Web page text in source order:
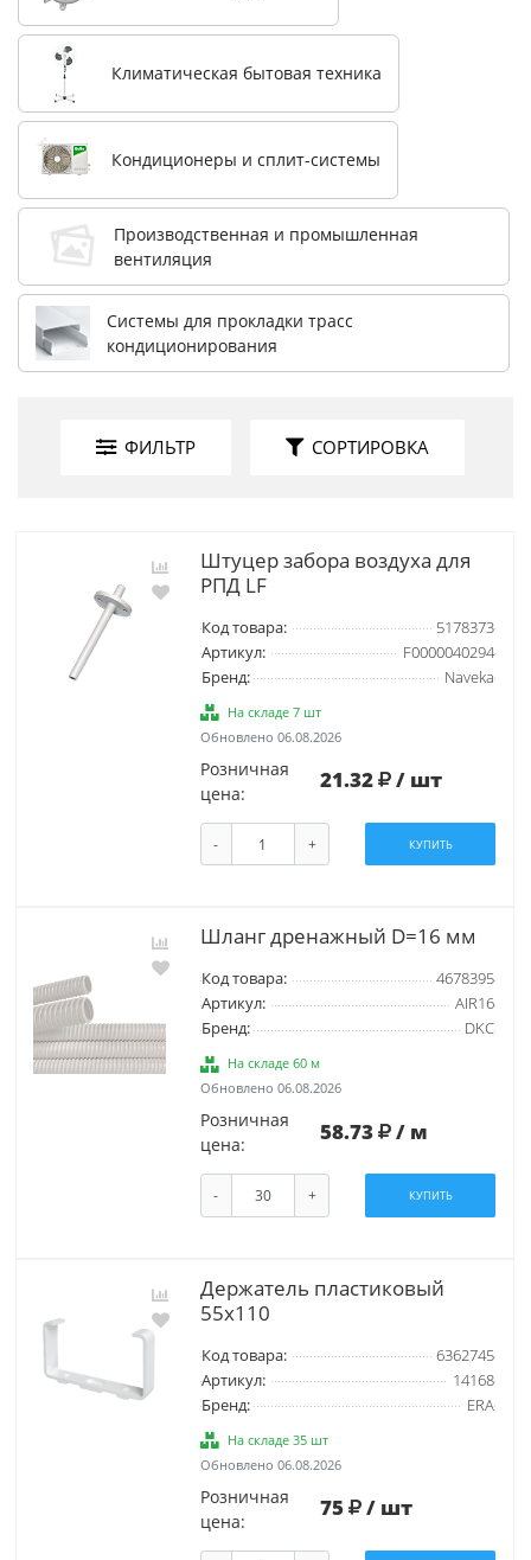
Климатическая бытовая техника
Кондиционеры и сплит-системы
Производственная и промышленная
вентиляция
Системы для прокладки трасс
кондиционирования
ФИЛЬТР СОРТИРОВКА
Штуцер забора воздуха для
РПД LF
Код товара:
5178373
Артикул:
F0000040294
Бренд:
Naveka
На складе 7 шт
Обновлено 06.08.2026
Розничная
цена:
21.32 / шт
- + КУПИТЬ
Шланг дренажный D=16 мм
Код товара:
4678395
Артикул:
AIR16
Бренд:
DKC
На складе 60 м
Обновлено 06.08.2026
Розничная
цена:
58.73 / м
- + КУПИТЬ
Держатель пластиковый
55х110
Код товара:
6362745
Артикул:
14168
Бренд:
ERA
На складе 35 шт
Обновлено 06.08.2026
Розничная
цена:
75 / шт